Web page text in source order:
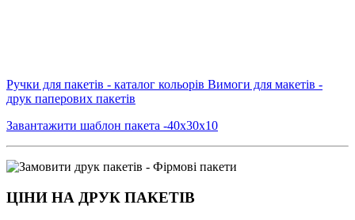
Ручки для пакетів - каталог кольорів Вимоги для макетів -
друк паперових пакетів
Завантажити шаблон пакета -40х30х10
ЦІНИ НА ДРУК ПАКЕТІВ